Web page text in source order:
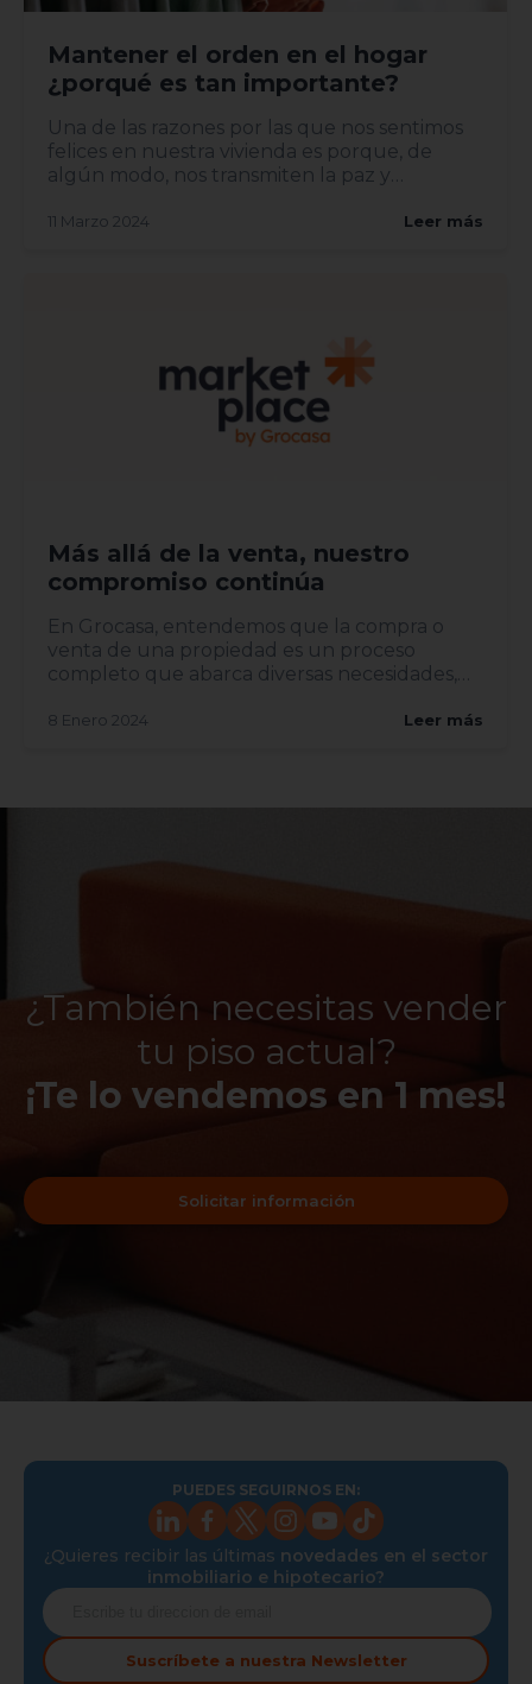
Mantener el orden en el hogar
¿porqué es tan importante?
Una de las razones por las que nos sentimos
felices en nuestra vivienda es porque, de
algún modo, nos transmiten la paz y
11 Marzo 2024 Leer más
Más allá de la venta, nuestro
compromiso continúa
En Grocasa, entendemos que la compra o
venta de una propiedad es un proceso
completo que abarca diversas necesidades,
8 Enero 2024 Leer más
¿También necesitas vender
tu piso actual?
¡Te lo vendemos en 1 mes!
Solicitar información
PUEDES SEGUIRNOS EN:
¿Quieres recibir las últimas novedades en el sector
inmobiliario e hipotecario?
Suscríbete a nuestra Newsletter